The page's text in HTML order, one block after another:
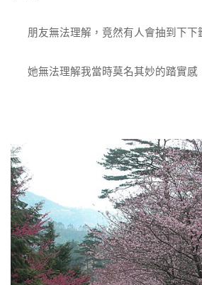
朋友無法理解，竟然有人會抽到下下
她無法理解我當時莫名其妙的踏實感